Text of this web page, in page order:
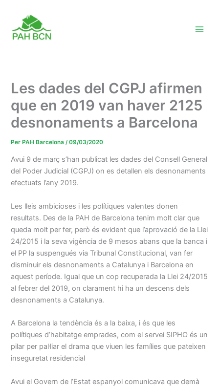
contingut
Les dades del CGPJ afirmen
que en 2019 van haver 2125
desnonaments a Barcelona
Per PAH Barcelona/09/03/2020
Avui 9 de març s’han publicat les dades del Consell General
del Poder Judicial (CGPJ) on es detallen els desnonaments
efectuats l’any 2019.
Les lleis ambicioses i les polítiques valentes donen
resultats. Des de la PAH de Barcelona tenim molt clar que
queda molt per fer, però és evident que l’aprovació de la Llei
24/2015 i la seva vigència de 9 mesos abans que la banca i
el PP la suspengués via Tribunal Constitucional, van fer
disminuir els desnonaments a Catalunya i Barcelona en
aquest període. Igual que un cop recuperada la Llei 24/2015
al febrer del 2019, on clarament hi ha un descens dels
desnonaments a Catalunya.
A Barcelona la tendència és a la baixa, i és que les
polítiques d’habitatge emprades, com el servei SIPHO és un
pilar per pal·liar el drama que viuen les famílies que pateixen
inseguretat residencial
Avui el Govern de l’Estat espanyol comunicava que demà